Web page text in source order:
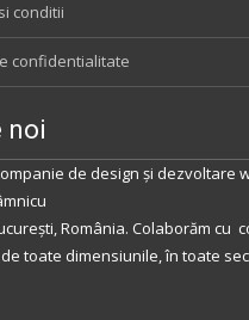
conditii
confidentialitate
noi
de design și dezvoltare
,România. Colaborăm cu
toate dimensiunile, în toate